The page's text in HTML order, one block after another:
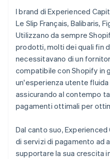
I brand di Experienced
Le Slip Français, Balibaris,
Utilizzano da sempre
prodotti, molti dei quali fin
necessitavano di un
compatibile con Shopify in
un'esperienza utente
assicurando al contempo
pagamenti ottimali per
Dal canto suo,
di servizi di pagamento ad
supportare la sua crescita